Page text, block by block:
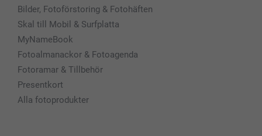
Bilder, Fotoförstoring & Fotohäften
Skal till Mobil & Surfplatta
MyNameBook
Fotoalmanackor & Fotoagenda
Fotoramar & Tillbehör
Presentkort
Alla fotoprodukter